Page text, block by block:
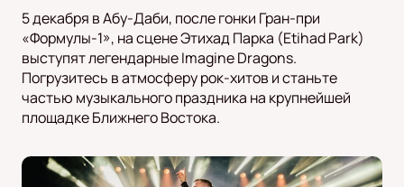
5 декабря в Абу-Даби, после гонки Гран-при
«Формулы-1», на сцене Этихад Парка (Etihad Park)
выступят легендарные Imagine Dragons.
Погрузитесь в атмосферу рок-хитов и станьте
частью музыкального праздника на крупнейшей
площадке Ближнего Востока.